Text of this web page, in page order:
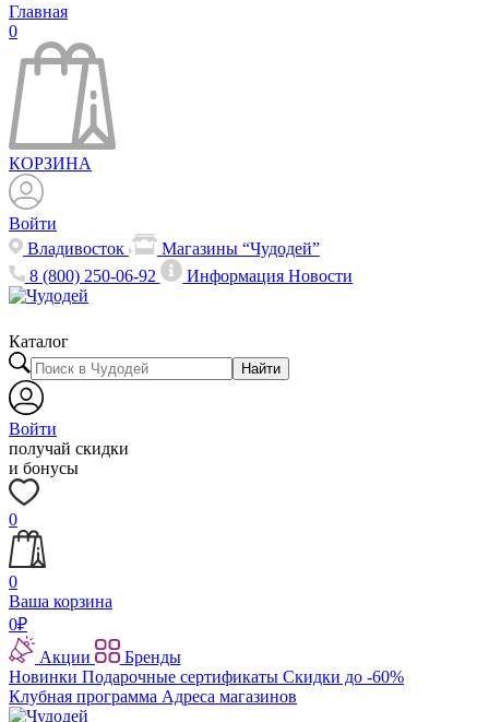
Главная
0
КОРЗИНА
Войти
Владивосток
Магазины “Чудодей”
8 (800) 250-06-92
ИнформацияНовости
Каталог
Найти
Войти
получай скидки
и бонусы
0
0
Ваша корзина
0₽
Акции
Бренды
Новинки Подарочные сертификаты Скидки до -60%
Клубная программа Адреса магазинов